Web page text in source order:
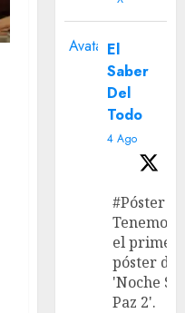
Avatar El
Saber
Del
Todo
4 Ago
#Póster
Tenemos
el primer
póster de
'Noche
Paz 2'.